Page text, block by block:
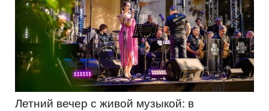
Летний вечер с живой музыкой: в